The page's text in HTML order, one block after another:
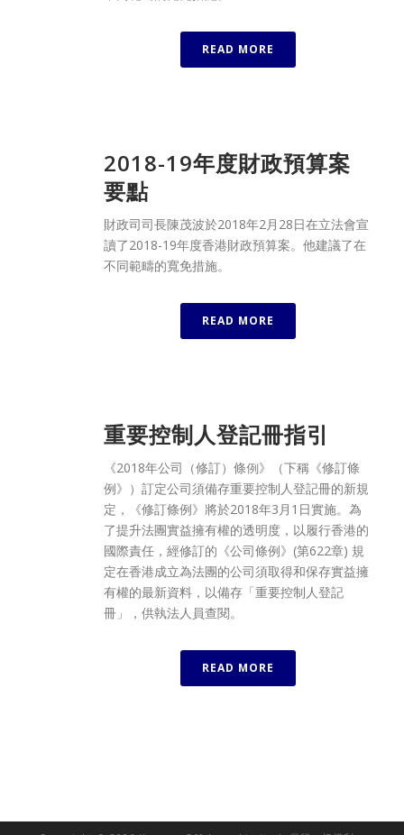
READ MORE
2018-19年度財政預算案
要點
財政司司長陳茂波於2018年2月28日在立法會宣
讀了2018-19年度香港財政預算案。他建議了在
不同範疇的寬免措施。
READ MORE
重要控制人登記冊指引
《2018年公司（修訂）條例》（下稱《修訂條
例》）訂定公司須備存重要控制人登記冊的新規
定，《修訂條例》將於2018年3月1日實施。為
了提升法團實益擁有權的透明度，以履行香港的
國際責任，經修訂的《公司條例》(第622章) 規
定在香港成立為法團的公司須取得和保存實益擁
有權的最新資料，以備存「重要控制人登記
冊」，供執法人員查閱。
READ MORE